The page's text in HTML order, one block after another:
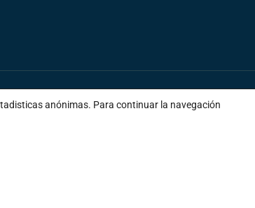
anónimas. Para continuar la navegación